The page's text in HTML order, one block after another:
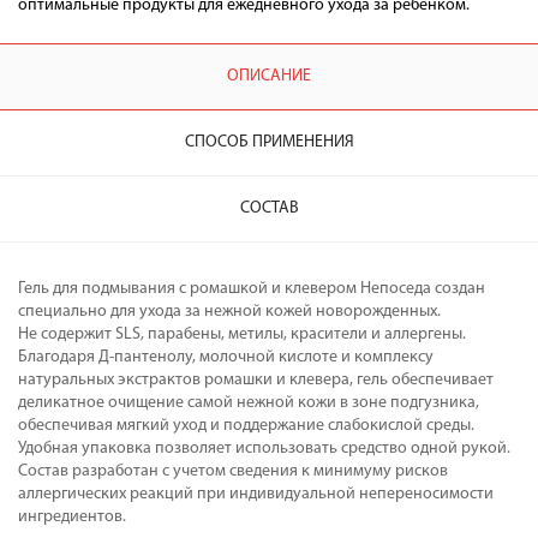
оптимальные продукты для ежедневного ухода за ребенком.
ОПИСАНИЕ
СПОСОБ ПРИМЕНЕНИЯ
СОСТАВ
Гель для подмывания с ромашкой и клевером Непоседа создан
специально для ухода за нежной кожей новорожденных.
Не содержит SLS, парабены, метилы, красители и аллергены.
Благодаря Д-пантенолу, молочной кислоте и комплексу
натуральных экстрактов ромашки и клевера, гель обеспечивает
деликатное очищение самой нежной кожи в зоне подгузника,
обеспечивая мягкий уход и поддержание слабокислой среды.
Удобная упаковка позволяет использовать средство одной рукой.
Состав разработан с учетом сведения к минимуму рисков
аллергических реакций при индивидуальной непереносимости
ингредиентов.